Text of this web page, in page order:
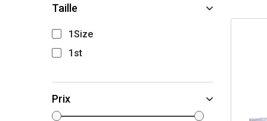
Taille
1Size
1st
Prix